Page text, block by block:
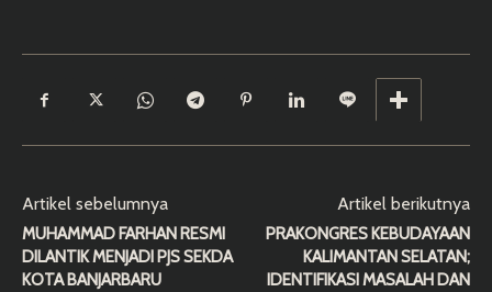
Artikel sebelumnya
MUHAMMAD FARHAN RESMI
DILANTIK MENJADI PJS SEKDA
KOTA BANJARBARU
Artikel berikutnya
PRAKONGRES KEBUDAYAAN
KALIMANTAN SELATAN;
IDENTIFIKASI MASALAH DAN